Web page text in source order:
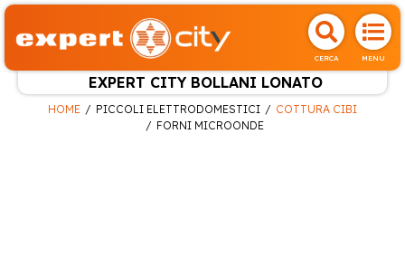
CERCA MENU
EXPERT CITY BOLLANI LONATO
HOME PICCOLI ELETTRODOMESTICI
COTTURA CIBI
FORNI MICROONDE